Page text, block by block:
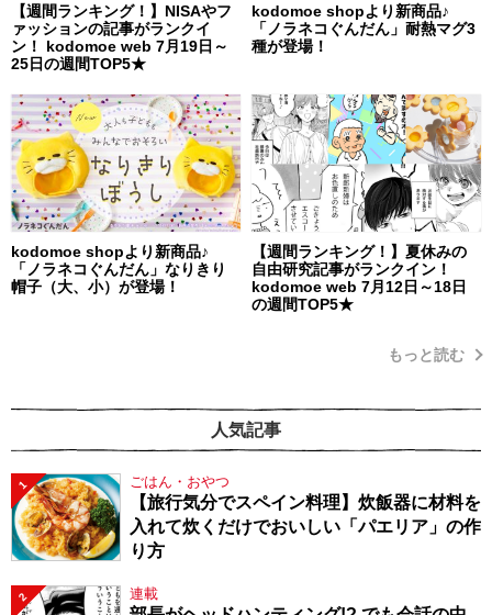
【週間ランキング！】NISAやフ
ァッションの記事がランクイ
ン！ kodomoe web 7月19日～
25日の週間TOP5★
kodomoe shopより新商品♪
「ノラネコぐんだん」耐熱マグ3
種が登場！
kodomoe shopより新商品♪
「ノラネコぐんだん」なりきり
帽子（大、小）が登場！
【週間ランキング！】夏休みの
自由研究記事がランクイン！
kodomoe web 7月12日～18日
の週間TOP5★
もっと読む
人気記事
1 ごはん・おやつ
【旅行気分でスペイン料理】炊飯器に材料を
入れて炊くだけでおいしい「パエリア」の作
り方
2 連載